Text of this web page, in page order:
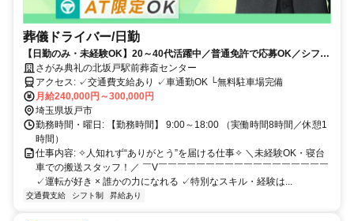
葬儀ドライバー/日勤
【日勤のみ・未経験OK】20～40代活躍中／普通免許で応募OK／シフト
制／昇給あり
さがみ典礼の北坂戸駅前葬斎センター
アクセス: ✓交通費支給あり ✓車通勤OK └無料駐車場完備
月給240,000円～300,000円
埼玉県坂戸市
勤務時間・曜日: 【勤務時間】 9:00～18:00 （実働時間8時間／休憩1
時間）
仕事内容: ✧人知れず“ありがとう”を届ける仕事✧ ＼未経験OK・寝台
車での搬送スタッフ！／ ￣V￣￣￣￣￣￣￣￣￣￣￣￣￣￣￣￣￣￣
✓️運転が好き × 誰かの力になれる ✓️特別なスキル・経験は...
交通費支給 シフト制 昇給あり